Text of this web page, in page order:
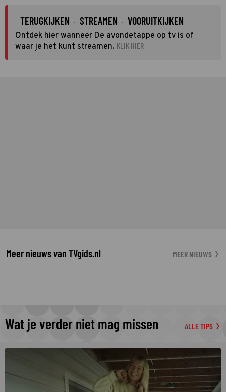
TERUGKIJKEN · STREAMEN · VOORUITKIJKEN
Ontdek hier wanneer De avondetappe op tv is of
waar je het kunt streamen. KLIK HIER
Meer nieuws van TVgids.nl MEER NIEUWS
Wat je verder niet mag missen ALLE TIPS